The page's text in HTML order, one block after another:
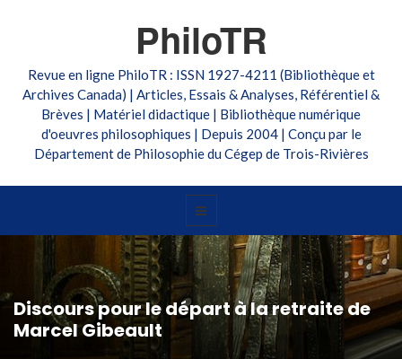
PhiloTR
Revue en ligne PhiloTR : ISSN 1927-4211 (Bibliothèque et
Archives Canada) | Articles, Essais & Analyses, Référentiel &
Brèves | Matériel didactique | Bibliothèque numérique
d'oeuvres philosophiques | Depuis 2004 | Conçu par le
Département de Philosophie du Cégep de Trois-Rivières
Discours pour le départ à la retraite de
Marcel Gibeault